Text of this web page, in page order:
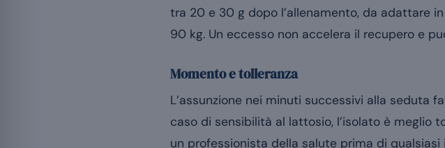
tra 20 e 30 g dopo l’allenamento, da adattare
90 kg. Un eccesso non accelera il recupero e
Momento e tolleranza
L’assunzione nei minuti successivi alla seduta
caso di sensibilità al lattosio, l’isolato è meglio
un professionista della salute prima di qualsiasi